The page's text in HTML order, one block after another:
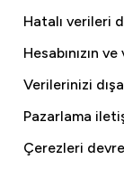
Hatalı verileri
Hesabınızın
Verilerinizi
Pazarlama
Çerezleri